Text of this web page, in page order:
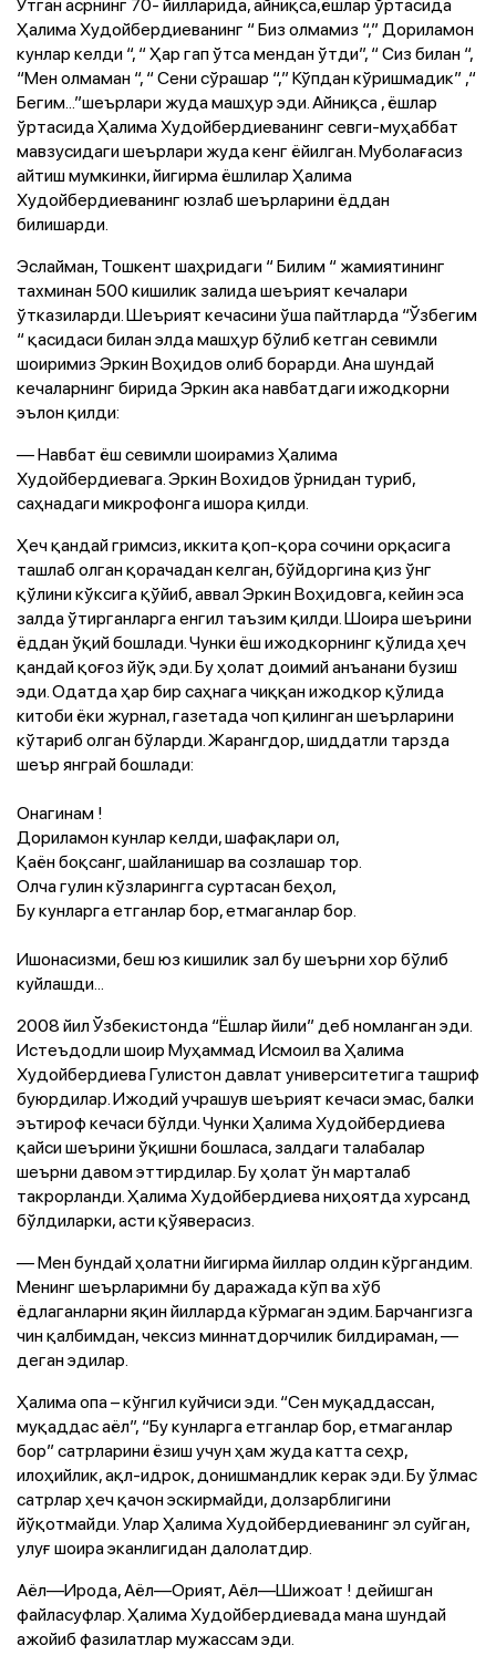
Ҳалима Худойбердиеванинг “ Биз олмамиз “,” Дориламон
кунлар келди “, “ Ҳар гап ўтса мендан ўтди”, “ Сиз билан “,
“Мен олмаман “, “ Сени сўрашар “,” Кўпдан кўришмадик” ,“
Бегим...”шеърлари жуда машҳур эди. Айниқса , ёшлар
ўртасида Ҳалима Худойбердиеванинг севги-муҳаббат
мавзусидаги шеърлари жуда кенг ёйилган. Муболағасиз
айтиш мумкинки, йигирма ёшлилар Ҳалима
Худойбердиеванинг юзлаб шеърларини ёддан
билишарди.
Эслайман, Тошкент шаҳридаги “ Билим “ жамиятининг
тахминан 500 кишилик залида шеърият кечалари
ўтказиларди. Шеърият кечасини ўша пайтларда “Ўзбегим
“ қасидаси билан элда машҳур бўлиб кетган севимли
шоиримиз Эркин Воҳидов олиб борарди. Ана шундай
кечаларнинг бирида Эркин ака навбатдаги ижодкорни
эълон қилди:
— Навбат ёш севимли шоирамиз Ҳалима
Худойбердиевага. Эркин Вохидов ўрнидан туриб,
саҳнадаги микрофонга ишора қилди.
Ҳеч қандай гримсиз, иккита қоп-қора сочини орқасига
ташлаб олган қорачадан келган, бўйдоргина қиз ўнг
қўлини кўксига қўйиб, аввал Эркин Воҳидовга, кейин эса
залда ўтирганларга енгил таъзим қилди. Шоира шеърини
ёддан ўқий бошлади. Чунки ёш ижодкорнинг қўлида ҳеч
қандай қоғоз йўқ эди. Бу ҳолат доимий анъанани бузиш
эди. Одатда ҳар бир саҳнага чиққан ижодкор қўлида
китоби ёки журнал, газетада чоп қилинган шеърларини
кўтариб олган бўларди. Жарангдор, шиддатли тарзда
шеър янграй бошлади:
Онагинам !
Дориламон кунлар келди, шафақлари ол,
Қаён боқсанг, шайланишар ва созлашар тор.
Олча гулин кўзларингга суртасан беҳол,
Бу кунларга етганлар бор, етмаганлар бор.
Ишонасизми, беш юз кишилик зал бу шеърни хор бўлиб
куйлашди...
2008 йил Ўзбекистонда “Ёшлар йили” деб номланган эди.
Истеъдодли шоир Муҳаммад Исмоил ва Ҳалима
Худойбердиева Гулистон давлат университетига ташриф
буюрдилар. Ижодий учрашув шеърият кечаси эмас, балки
эътироф кечаси бўлди. Чунки Ҳалима Худойбердиева
қайси шеърини ўқишни бошласа, залдаги талабалар
шеърни давом эттирдилар. Бу ҳолат ўн марталаб
такрорланди. Ҳалима Худойбердиева ниҳоятда хурсанд
бўлдиларки, асти қўяверасиз.
— Мен бундай ҳолатни йигирма йиллар олдин кўргандим.
Менинг шеърларимни бу даражада кўп ва хўб
ёдлаганларни яқин йилларда кўрмаган эдим. Барчангизга
чин қалбимдан, чексиз миннатдорчилик билдираман, —
деган эдилар.
Ҳалима опа – кўнгил куйчиси эди. “Сен муқаддассан,
муқаддас аёл”, “Бу кунларга етганлар бор, етмаганлар
бор” сатрларини ёзиш учун ҳам жуда катта сеҳр,
илоҳийлик, ақл-идрок, донишмандлик керак эди. Бу ўлмас
сатрлар ҳеч қачон эскирмайди, долзарблигини
йўқотмайди. Улар Ҳалима Худойбердиеванинг эл суйган,
улуғ шоира эканлигидан далолатдир.
Аёл—Ирода, Аёл—Орият, Аёл—Шижоат ! дейишган
файласуфлар. Ҳалима Худойбердиевада мана шундай
ажойиб фазилатлар мужассам эди.